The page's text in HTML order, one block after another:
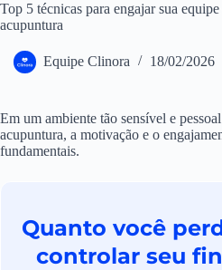
Top 5 técnicas para engajar sua
acupuntura
Equipe Clinora 18/02/2026
Em um ambiente tão sensível e
acupuntura, a motivação e o
fundamentais.
Quanto você
controlar seu